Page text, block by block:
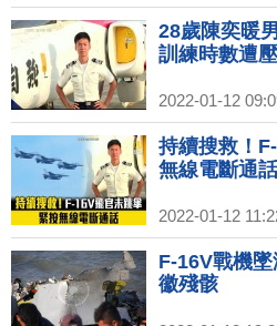
28歲陳奕暖
訓練時數遭
2022-01-12
持續搜救！
無線電斷通話
2022-01-12
F-16V戰機
徽殘骸